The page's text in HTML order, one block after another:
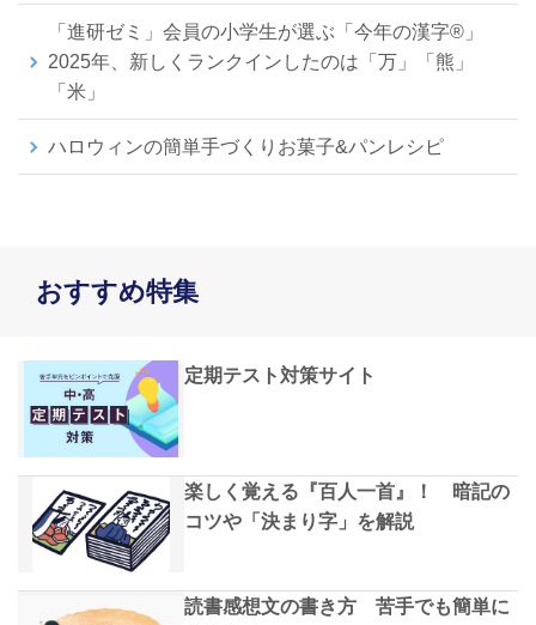
「進研ゼミ」会員の小学生が選ぶ「今年の漢字®」
2025年、新しくランクインしたのは「万」「熊」
「米」
ハロウィンの簡単手づくりお菓子&パンレシピ
おすすめ特集
定期テスト対策サイト
楽しく覚える『百人一首』！ 暗記の
コツや「決まり字」を解説
読書感想文の書き方 苦手でも簡単に